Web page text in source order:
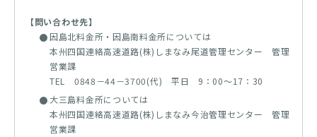
【問い合わせ先】
因島北料金所・因島南料金所については
本州四国連絡高速道路(株)しまなみ尾道管理センター 管理
営業課
TEL 0848－44－3700(代) 平日 9：00～17：30
大三島料金所については
本州四国連絡高速道路(株)しまなみ今治管理センター 管理
営業課